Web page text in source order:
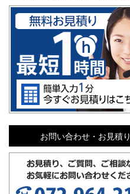
お問い合わせ・お見積り